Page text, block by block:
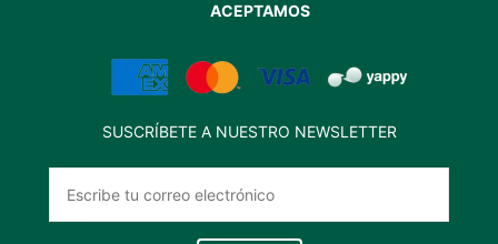
ACEPTAMOS
SUSCRÍBETE A NUESTRO NEWSLETTER